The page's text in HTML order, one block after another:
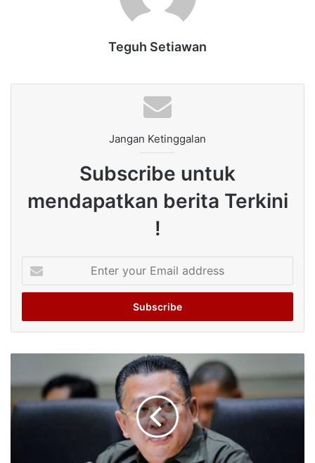
Teguh Setiawan
Jangan Ketinggalan
Subscribe untuk
mendapatkan berita Terkini
!
your
Email